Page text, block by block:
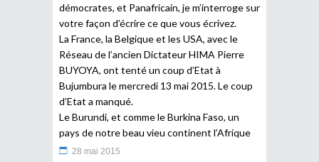
démocrates, et Panafricain, je m’interroge sur
votre façon d’écrire ce que vous écrivez.
La France, la Belgique et les USA, avec le
Réseau de l’ancien Dictateur HIMA Pierre
BUYOYA, ont tenté un coup d’Etat à
Bujumbura le mercredi 13 mai 2015. Le coup
d’Etat a manqué.
Le Burundi, et comme le Burkina Faso, un
pays de notre beau vieu continent l’Afrique
28 mai 2015